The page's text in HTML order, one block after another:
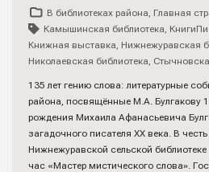
В библиотеках района, Главная
Камышинская библиотека,
Книжная выставка, Нижнежуравская
Николаевская библиотека,
135 лет гению слова: литературные
района, посвящённые М.А. Булгакову
рождения Михаила Афанасьевича
загадочного писателя ХХ века. В
Нижнежуравской сельской библиотеке
час «Мастер мистического слова».